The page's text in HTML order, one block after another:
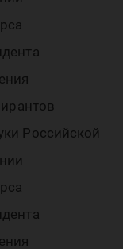
Российской